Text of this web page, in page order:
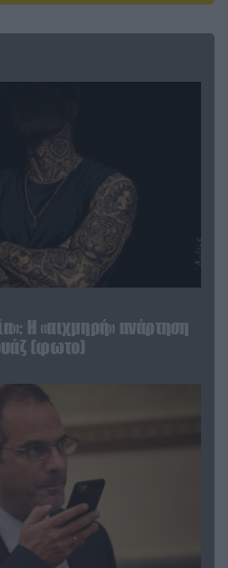
Η «αιχμηρή» ανάρτηση
(φωτο)